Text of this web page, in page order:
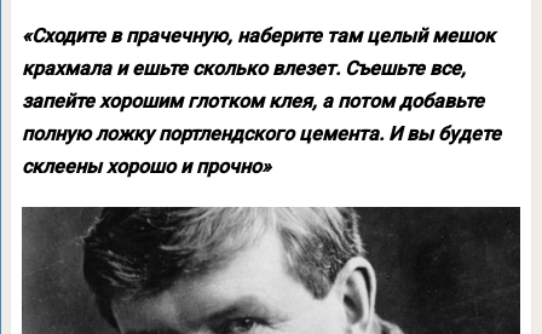
«Сходите в прачечную, наберите там целый мешок
крахмала и ешьте сколько влезет. Съешьте все,
запейте хорошим глотком клея, а потом добавьте
полную ложку портлендского цемента. И вы будете
склеены хорошо и прочно»